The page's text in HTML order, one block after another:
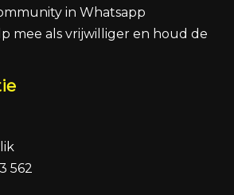
in Whatsapp
mee als vrijwilliger en houd de
562